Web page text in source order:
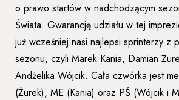
o prawo startów w nadchodzącym
Świata. Gwarancję udziału w tej
już wcześniej nasi najlepsi sprinterzy z
sezonu, czyli Marek Kania, Damian
Andżelika Wójcik. Cała czwórka jest
(Żurek), ME (Kania) oraz PŚ (Wójcik i